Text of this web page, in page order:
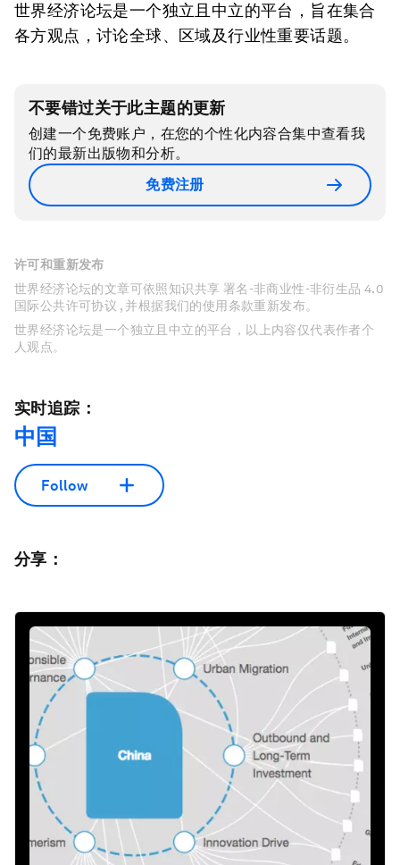
世界经济论坛是一个独立且中立的平台，旨在集合
各方观点，讨论全球、区域及行业性重要话题。
不要错过关于此主题的更新
创建一个免费账户，在您的个性化内容合集中查看我
们的最新出版物和分析。
免费注册
许可和重新发布
世界经济论坛的文章可依照知识共享 署名-非商业性-非衍生品 4.0
国际公共许可协议 , 并根据我们的使用条款重新发布。
世界经济论坛是一个独立且中立的平台，以上内容仅代表作者个
人观点。
实时追踪：
中国
Follow
分享：